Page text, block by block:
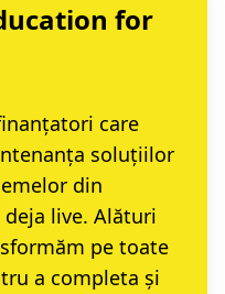
for
care
soluțiilor
din
live. Alături
pe toate
a completa și